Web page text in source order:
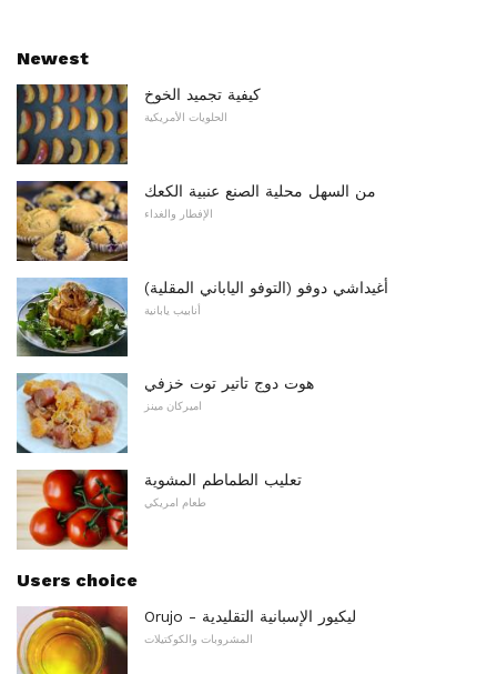
Newest
كيفية تجميد الخوخ
الحلويات الأمريكية
من السهل محلية الصنع عنبية الكعك
الإفطار والغداء
أغيداشي دوفو (التوفو الياباني المقلية)
أنابيب يابانية
هوت دوج تاتير توت خزفي
اميركان مينز
تعليب الطماطم المشوية
طعام امريكي
Users choice
Orujo - ليكيور الإسبانية التقليدية
المشروبات والكوكتيلات